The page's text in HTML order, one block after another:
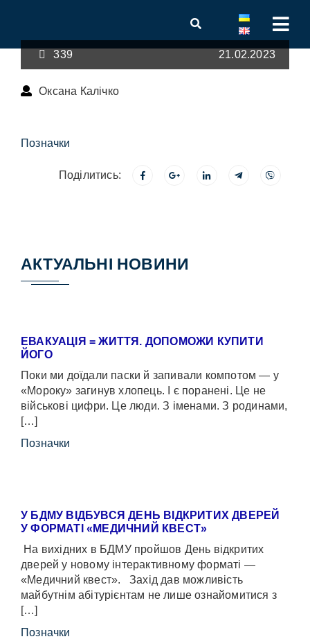
339 21.02.2023
Оксана Калічко
Позначки
Поділитись:
АКТУАЛЬНІ НОВИНИ
ЕВАКУАЦІЯ = ЖИТТЯ. ДОПОМОЖИ КУПИТИ
ЙОГО
Поки ми доїдали паски й запивали компотом — у
«Мороку» загинув хлопець. І є поранені. Це не
військові цифри. Це люди. З іменами. З родинами,
[…]
Позначки
У БДМУ ВІДБУВСЯ ДЕНЬ ВІДКРИТИХ ДВЕРЕЙ
У ФОРМАТІ «МЕДИЧНИЙ КВЕСТ»
На вихідних в БДМУ пройшов День відкритих
дверей у новому інтерактивному форматі —
«Медичний квест». Захід дав можливість
майбутнім абітурієнтам не лише ознайомитися з
[…]
Позначки